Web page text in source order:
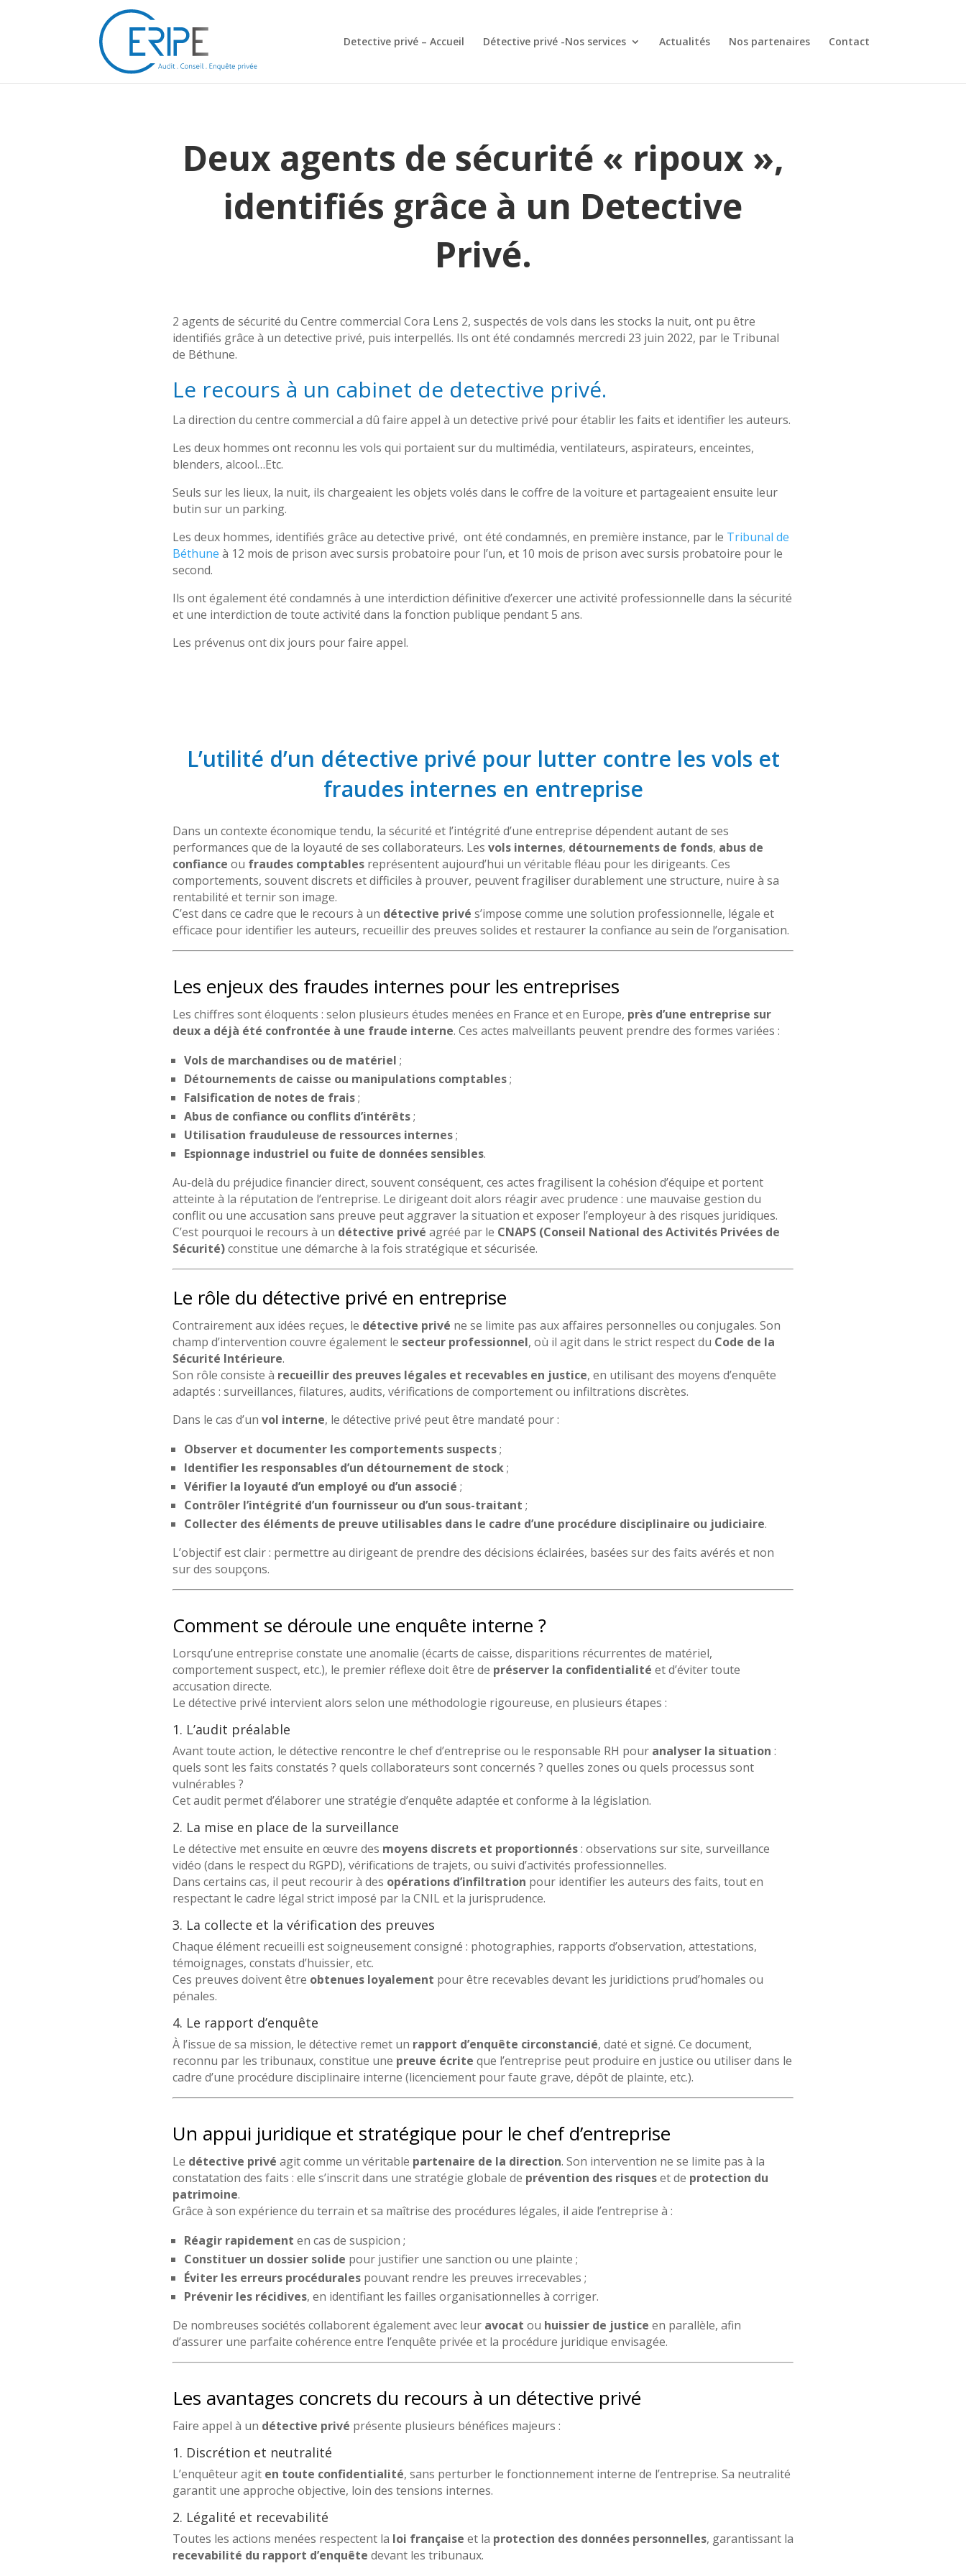
Detective privé – Accueil Détective privé -Nos services Actualités Nos partenaires Contact
Deux agents de sécurité « ripoux »,
identifiés grâce à un Detective
Privé.
2 agents de sécurité du Centre commercial Cora Lens 2, suspectés de vols dans les stocks la nuit, ont pu être
identifiés grâce à un detective privé, puis interpellés. Ils ont été condamnés mercredi 23 juin 2022, par le Tribunal
de Béthune.
Le recours à un cabinet de detective privé.
La direction du centre commercial a dû faire appel à un detective privé pour établir les faits et identifier les auteurs.
Les deux hommes ont reconnu les vols qui portaient sur du multimédia, ventilateurs, aspirateurs, enceintes,
blenders, alcool…Etc.
Seuls sur les lieux, la nuit, ils chargeaient les objets volés dans le coffre de la voiture et partageaient ensuite leur
butin sur un parking.
Les deux hommes, identifiés grâce au detective privé, ont été condamnés, en première instance, par le Tribunal de
Béthune à 12 mois de prison avec sursis probatoire pour l’un, et 10 mois de prison avec sursis probatoire pour le
second.
Ils ont également été condamnés à une interdiction définitive d’exercer une activité professionnelle dans la sécurité
et une interdiction de toute activité dans la fonction publique pendant 5 ans.
Les prévenus ont dix jours pour faire appel.
L’utilité d’un détective privé pour lutter contre les vols et
fraudes internes en entreprise
Dans un contexte économique tendu, la sécurité et l’intégrité d’une entreprise dépendent autant de ses
performances que de la loyauté de ses collaborateurs. Les vols internes, détournements de fonds, abus de
confiance ou fraudes comptables représentent aujourd’hui un véritable fléau pour les dirigeants. Ces
comportements, souvent discrets et difficiles à prouver, peuvent fragiliser durablement une structure, nuire à sa
rentabilité et ternir son image.
C’est dans ce cadre que le recours à un détective privé s’impose comme une solution professionnelle, légale et
efficace pour identifier les auteurs, recueillir des preuves solides et restaurer la confiance au sein de l’organisation.
Les enjeux des fraudes internes pour les entreprises
Les chiffres sont éloquents : selon plusieurs études menées en France et en Europe, près d’une entreprise sur
deux a déjà été confrontée à une fraude interne. Ces actes malveillants peuvent prendre des formes variées :
Vols de marchandises ou de matériel ;
Détournements de caisse ou manipulations comptables;
Falsification de notes de frais;
Abus de confiance ou conflits d’intérêts;
Utilisation frauduleuse de ressources internes;
Espionnage industriel ou fuite de données sensibles.
Au-delà du préjudice financier direct, souvent conséquent, ces actes fragilisent la cohésion d’équipe et portent
atteinte à la réputation de l’entreprise. Le dirigeant doit alors réagir avec prudence : une mauvaise gestion du
conflit ou une accusation sans preuve peut aggraver la situation et exposer l’employeur à des risques juridiques.
C’est pourquoi le recours à un détective privé agréé par le CNAPS (Conseil National des Activités Privées de
Sécurité)constitue une démarche à la fois stratégique et sécurisée.
Le rôle du détective privé en entreprise
Contrairement aux idées reçues, le détective privé ne se limite pas aux affaires personnelles ou conjugales. Son
champ d’intervention couvre également le secteur professionnel, où il agit dans le strict respect du Code de la
Sécurité Intérieure.
Son rôle consiste à recueillir des preuves légales et recevables en justice, en utilisant des moyens d’enquête
adaptés : surveillances, filatures, audits, vérifications de comportement ou infiltrations discrètes.
Dans le cas d’un vol interne, le détective privé peut être mandaté pour :
Observer et documenter les comportements suspects;
Identifier les responsables d’un détournement de stock;
Vérifier la loyauté d’un employé ou d’un associé ;
Contrôler l’intégrité d’un fournisseur ou d’un sous-traitant ;
Collecter des éléments de preuve utilisables dans le cadre d’une procédure disciplinaire ou judiciaire.
L’objectif est clair : permettre au dirigeant de prendre des décisions éclairées, basées sur des faits avérés et non
sur des soupçons.
Comment se déroule une enquête interne ?
Lorsqu’une entreprise constate une anomalie (écarts de caisse, disparitions récurrentes de matériel,
comportement suspect, etc.), le premier réflexe doit être de préserver la confidentialité et d’éviter toute
accusation directe.
Le détective privé intervient alors selon une méthodologie rigoureuse, en plusieurs étapes :
1. L’audit préalable
Avant toute action, le détective rencontre le chef d’entreprise ou le responsable RH pour analyser la situation :
quels sont les faits constatés ? quels collaborateurs sont concernés ? quelles zones ou quels processus sont
vulnérables ?
Cet audit permet d’élaborer une stratégie d’enquête adaptée et conforme à la législation.
2. La mise en place de la surveillance
Le détective met ensuite en œuvre des moyens discrets et proportionnés: observations sur site, surveillance
vidéo (dans le respect du RGPD), vérifications de trajets, ou suivi d’activités professionnelles.
Dans certains cas, il peut recourir à des opérations d’infiltration pour identifier les auteurs des faits, tout en
respectant le cadre légal strict imposé par la CNIL et la jurisprudence.
3. La collecte et la vérification des preuves
Chaque élément recueilli est soigneusement consigné : photographies, rapports d’observation, attestations,
témoignages, constats d’huissier, etc.
Ces preuves doivent être obtenues loyalement pour être recevables devant les juridictions prud’homales ou
pénales.
4. Le rapport d’enquête
À l’issue de sa mission, le détective remet un rapport d’enquête circonstancié, daté et signé. Ce document,
reconnu par les tribunaux, constitue une preuve écrite que l’entreprise peut produire en justice ou utiliser dans le
cadre d’une procédure disciplinaire interne (licenciement pour faute grave, dépôt de plainte, etc.).
Un appui juridique et stratégique pour le chef d’entreprise
Le détective privé agit comme un véritable partenaire de la direction. Son intervention ne se limite pas à la
constatation des faits : elle s’inscrit dans une stratégie globale de prévention des risqueset de protection du
patrimoine.
Grâce à son expérience du terrain et sa maîtrise des procédures légales, il aide l’entreprise à :
Réagir rapidement en cas de suspicion ;
Constituer un dossier solide pour justifier une sanction ou une plainte ;
Éviter les erreurs procédurales pouvant rendre les preuves irrecevables ;
Prévenir les récidives, en identifiant les failles organisationnelles à corriger.
De nombreuses sociétés collaborent également avec leur avocat ou huissier de justice en parallèle, afin
d’assurer une parfaite cohérence entre l’enquête privée et la procédure juridique envisagée.
Les avantages concrets du recours à un détective privé
Faire appel à un détective privé présente plusieurs bénéfices majeurs :
1. Discrétion et neutralité
L’enquêteur agit en toute confidentialité, sans perturber le fonctionnement interne de l’entreprise. Sa neutralité
garantit une approche objective, loin des tensions internes.
2. Légalité et recevabilité
Toutes les actions menées respectent la loi française et la protection des données personnelles, garantissant la
recevabilité du rapport d’enquête devant les tribunaux.